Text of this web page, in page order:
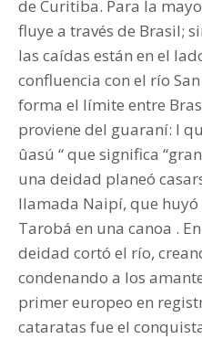
de Curitiba. Para la
fluye a través de Brasil;
las caídas están en el
confluencia con el río
forma el límite entre
proviene del guaraní: I
ûasú “ que significa
una deidad planeó
llamada Naipí, que
Tarobá en una canoa .
deidad cortó el río,
condenando a los
primer europeo en
cataratas fue el